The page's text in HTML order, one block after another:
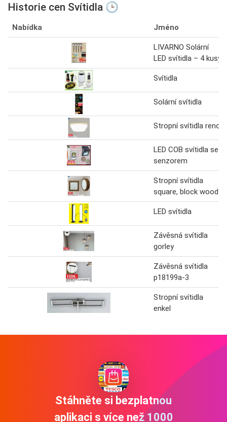
Historie cen Svítidla 🕒
Nabídka Jméno
LIVARNO Solární
LED svítidla – 4 kusy
Svítidla
Solární svítidla
Stropní svítidla reno
LED COB svítidla se
senzorem
Stropní svítidla
square, block wood
LED svítidla
Závěsná svítidla
gorley
Závěsná svítidla
p18199a-3
Stropní svítidla
enkel
Stáhněte si bezplatnou
aplikaci s více než 1000